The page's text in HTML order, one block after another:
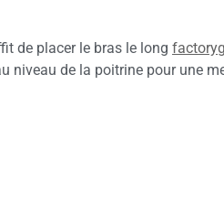
de placer le bras le long
niveau de la poitrine pour une